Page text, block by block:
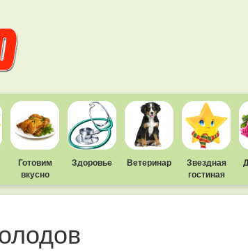
Готовим
вкусно
Здоровье Ветеринар
Звездная
гостиная